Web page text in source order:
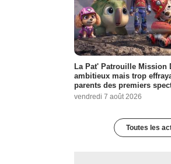
La Pat' Patrouille Mission
ambitieux mais trop
parents des premiers
vendredi 7 août 2026
Toutes les